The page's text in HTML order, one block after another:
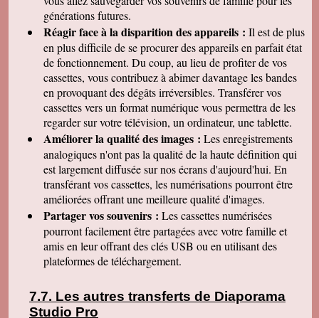
générations futures.
Réagir face à la disparition des appareils : Il est de plus
en plus difficile de se procurer des appareils en parfait état
de fonctionnement. Du coup, au lieu de profiter de vos
cassettes, vous contribuez à abimer davantage les bandes
en provoquant des dégâts irréversibles. Transférer vos
cassettes vers un format numérique vous permettra de les
regarder sur votre télévision, un ordinateur, une tablette.
Améliorer la qualité des images : Les enregistrements
analogiques n'ont pas la qualité de la haute définition qui
est largement diffusée sur nos écrans d'aujourd'hui. En
transférant vos cassettes, les numérisations pourront être
améliorées offrant une meilleure qualité d'images.
Partager vos souvenirs : Les cassettes numérisées
pourront facilement être partagées avec votre famille et
amis en leur offrant des clés USB ou en utilisant des
plateformes de téléchargement.
Les autres transferts de Diaporama
Studio Pro